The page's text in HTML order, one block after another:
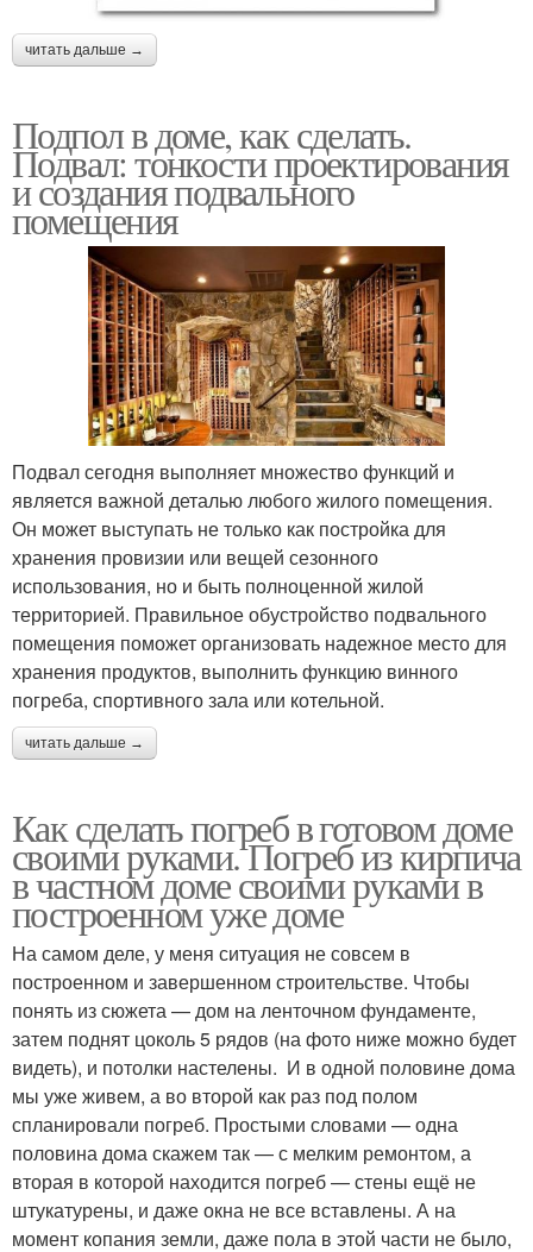
читать дальше →
Подпол в доме, как сделать.
Подвал: тонкости проектирования
и создания подвального
помещения
Подвал сегодня выполняет множество функций и
является важной деталью любого жилого помещения.
Он может выступать не только как постройка для
хранения провизии или вещей сезонного
использования, но и быть полноценной жилой
территорией. Правильное обустройство подвального
помещения поможет организовать надежное место для
хранения продуктов, выполнить функцию винного
погреба, спортивного зала или котельной.
читать дальше →
Как сделать погреб в готовом доме
своими руками. Погреб из кирпича
в частном доме своими руками в
построенном уже доме
На самом деле, у меня ситуация не совсем в
построенном и завершенном строительстве. Чтобы
понять из сюжета — дом на ленточном фундаменте,
затем поднят цоколь 5 рядов (на фото ниже можно будет
видеть), и потолки настелены. И в одной половине дома
мы уже живем, а во второй как раз под полом
спланировали погреб. Простыми словами — одна
половина дома скажем так — с мелким ремонтом, а
вторая в которой находится погреб — стены ещё не
штукатурены, и даже окна не все вставлены. А на
момент копания земли, даже пола в этой части не было,